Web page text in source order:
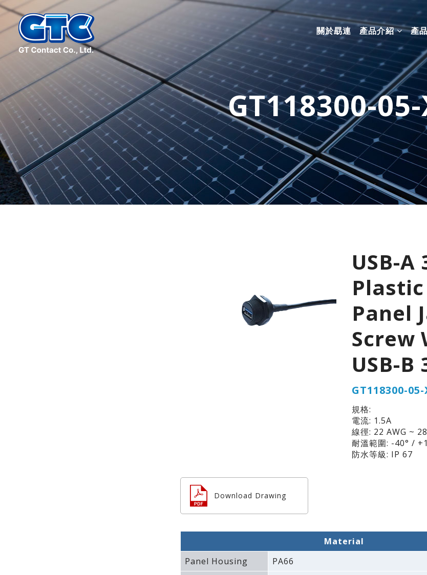
關於勗連 產品介紹 產
GT118300-
USB-A
Plastic
Panel
Screw
USB-B
GT118300-05-
規格:
電流: 1.5A
線徑: 22 AWG ~
耐溫範圍: -40° /
防水等級: IP 67
Download Drawing
Material
Panel Housing
PA66